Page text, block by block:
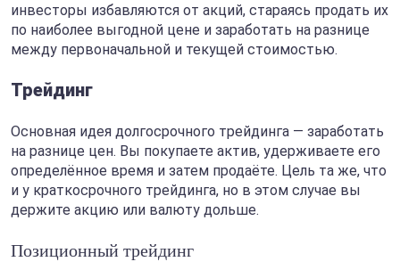
инвесторы избавляются от акций, стараясь продать их
по наиболее выгодной цене и заработать на разнице
между первоначальной и текущей стоимостью.
Трейдинг
Основная идея долгосрочного трейдинга — заработать
на разнице цен. Вы покупаете актив, удерживаете его
определённое время и затем продаёте. Цель та же, что
и у краткосрочного трейдинга, но в этом случае вы
держите акцию или валюту дольше.
Позиционный трейдинг